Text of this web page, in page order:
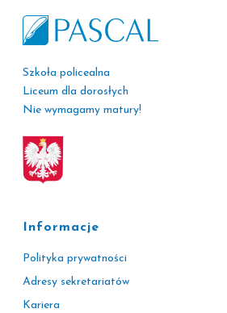
Szkoła policealna
Liceum dla dorosłych
Nie wymagamy matury!
Informacje
Polityka prywatności
Adresy sekretariatów
Kariera